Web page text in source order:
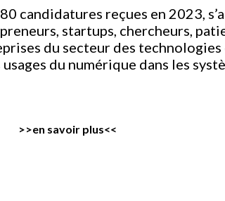
candidatures reçues en 2023,
startups, chercheurs,
du secteur des
du numérique dans les
>>en savoir plus<<